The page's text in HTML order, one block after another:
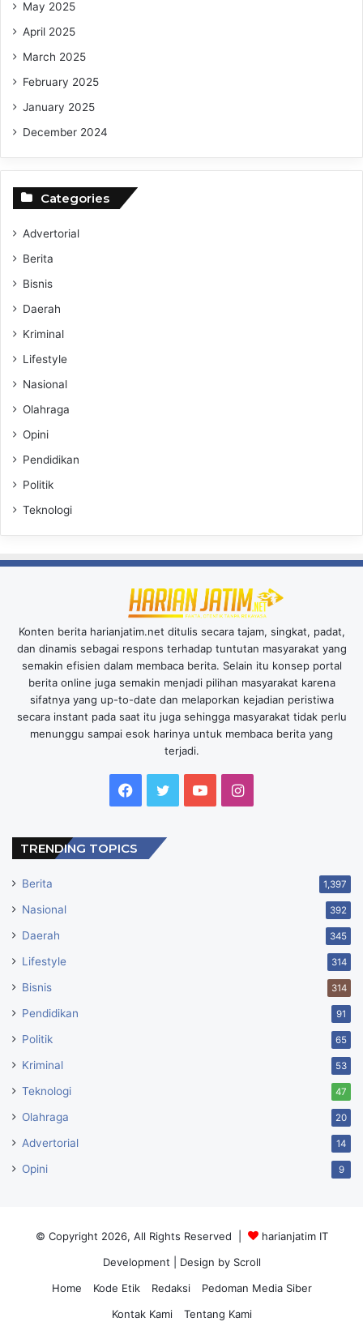
May 2025
April 2025
March 2025
February 2025
January 2025
December 2024
Categories
Advertorial
Berita
Bisnis
Daerah
Kriminal
Lifestyle
Nasional
Olahraga
Opini
Pendidikan
Politik
Teknologi
Konten berita harianjatim.net ditulis secara tajam, singkat, padat,
dan dinamis sebagai respons terhadap tuntutan masyarakat yang
semakin efisien dalam membaca berita. Selain itu konsep portal
berita online juga semakin menjadi pilihan masyarakat karena
sifatnya yang up-to-date dan melaporkan kejadian peristiwa
secara instant pada saat itu juga sehingga masyarakat tidak perlu
menunggu sampai esok harinya untuk membaca berita yang
terjadi.
Facebook
TwitterYouTubeInstagram
TRENDING TOPICS
Berita 1,397
Nasional 392
Daerah 345
Lifestyle 314
Bisnis 314
Pendidikan 91
Politik 65
Kriminal 53
Teknologi 47
Olahraga 20
Advertorial 14
Opini 9
© Copyright 2026, All Rights Reserved |
harianjatim IT
Development
| Design by Scroll
Home
Kode Etik Redaksi
Pedoman Media Siber
Kontak Kami
Tentang Kami